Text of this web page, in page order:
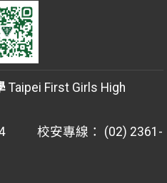
Taipei First Girls High
校安專線： (02) 2361-